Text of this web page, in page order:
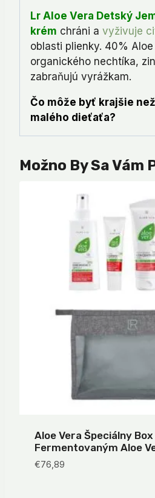
Lr Aloe Vera Detský
krém chráni a vyživuje
oblasti plienky. 40%
organického nechtíka,
zabraňujú vyrážkam.
Čo môže byť krajšie
malého dieťaťa?
Možno By Sa Vám
Aloe Vera Špeciálny Box
Fermentovaným Aloe
€76,89